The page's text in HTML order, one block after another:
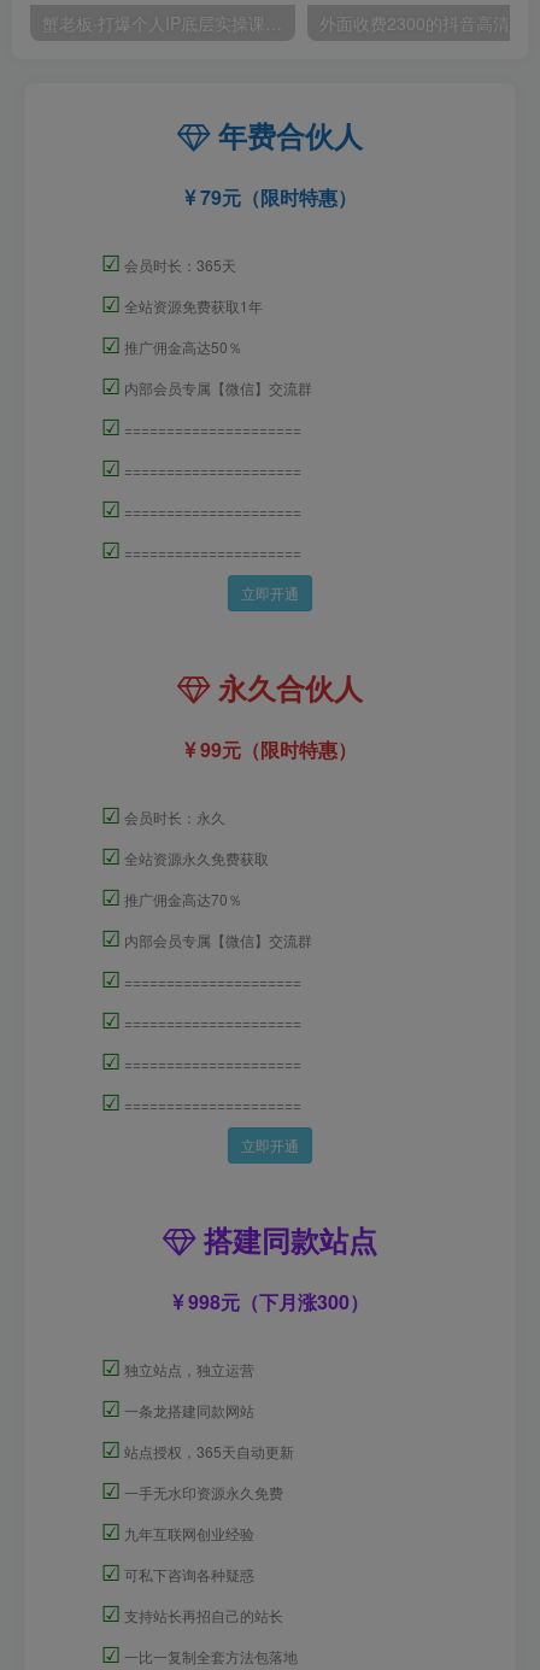
蟹老板·打爆个人IP底层实操课，教你成熟专业的打造IP技能，全方位带你做成一个能商业化IP
年费合伙人
79元（限时特惠）
☑ 会员时长：365天
☑ 全站资源免费获取1年
☑ 推广佣金高达50％
☑ 内部会员专属【微信】交流群
☑ =====================
☑ =====================
☑ =====================
☑ =====================
立即开通
永久合伙人
99元（限时特惠）
☑ 会员时长：永久
☑ 全站资源永久免费获取
☑ 推广佣金高达70％
☑ 内部会员专属【微信】交流群
☑ =====================
☑ =====================
☑ =====================
☑ =====================
立即开通
搭建同款站点
998元（下月涨300）
☑ 独立站点，独立运营
☑ 一条龙搭建同款网站
☑ 站点授权，365天自动更新
☑ 一手无水印资源永久免费
☑ 九年互联网创业经验
☑ 可私下咨询各种疑惑
☑ 支持站长再招自己的站长
☑ 一比一复制全套方法包落地